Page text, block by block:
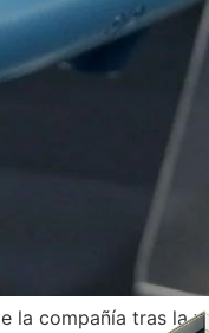
la compañía tras